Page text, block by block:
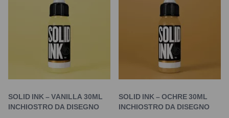
SOLID INK – VANILLA 30ML
INCHIOSTRO DA DISEGNO
SOLID INK – OCHRE 30ML
INCHIOSTRO DA DISEGNO